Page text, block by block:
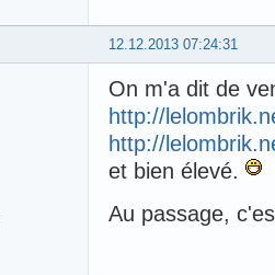
12.12.2013 07:24:31
On m'a dit de
http://
http://
et bien élevé.
Au passage,